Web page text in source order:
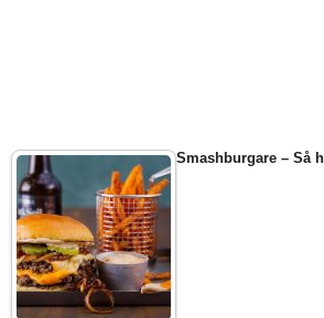
Smashburgare – Så